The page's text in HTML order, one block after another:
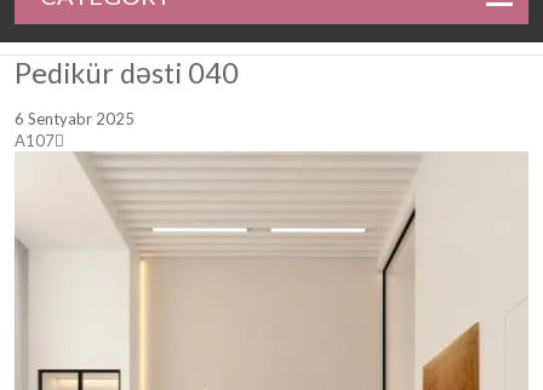
Pedikür dəsti 040
6 Sentyabr 2025
A107